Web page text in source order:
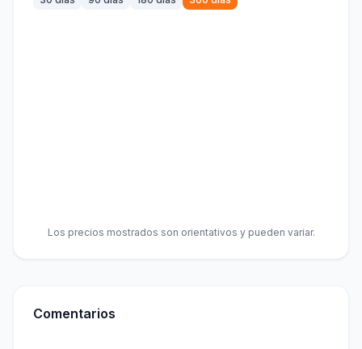
Los precios mostrados son orientativos y pueden variar.
Comentarios